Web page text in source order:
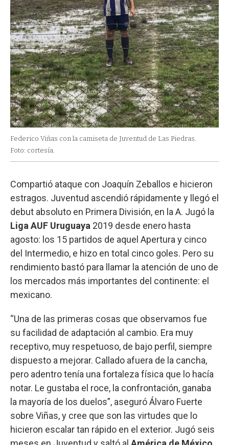
Federico Viñas con la camiseta de Juventud de Las Piedras.
Foto: cortesía.
Compartió ataque con Joaquín Zeballos e hicieron
estragos. Juventud ascendió rápidamente y llegó el
debut absoluto en Primera División, en la A. Jugó la
Liga AUF Uruguaya 2019 desde enero hasta
agosto: los 15 partidos de aquel Apertura y cinco
del Intermedio, e hizo en total cinco goles. Pero su
rendimiento bastó para llamar la atención de uno de
los mercados más importantes del continente: el
mexicano.
“Una de las primeras cosas que observamos fue
su facilidad de adaptación al cambio. Era muy
receptivo, muy respetuoso, de bajo perfil, siempre
dispuesto a mejorar. Callado afuera de la cancha,
pero adentro tenía una fortaleza física que lo hacía
notar. Le gustaba el roce, la confrontación, ganaba
la mayoría de los duelos”, aseguró Álvaro Fuerte
sobre Viñas, y cree que son las virtudes que lo
hicieron escalar tan rápido en el exterior. Jugó seis